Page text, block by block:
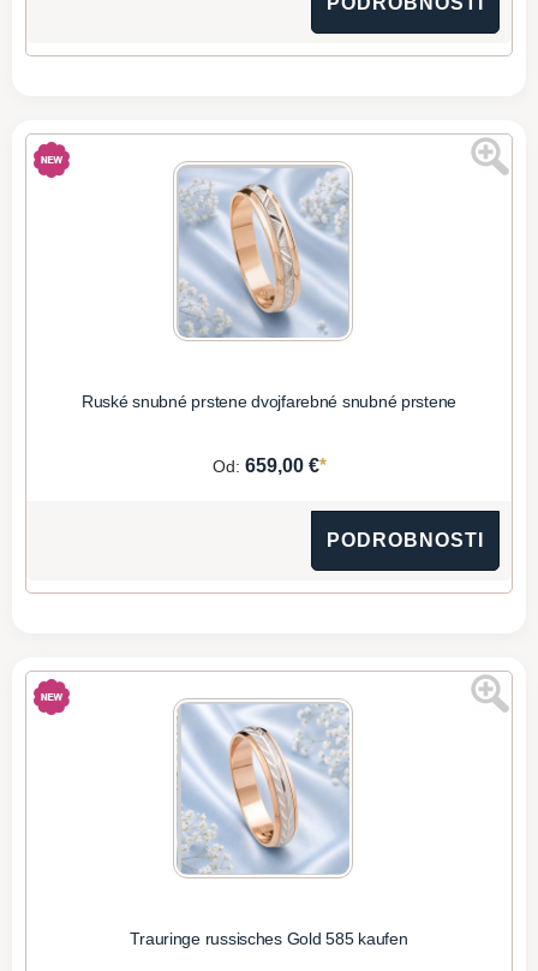
Ruské snubné prstene dvojfarebné snubné prstene
Od: 659,00 €*
PODROBNOSTI
Trauringe russisches Gold 585 kaufen